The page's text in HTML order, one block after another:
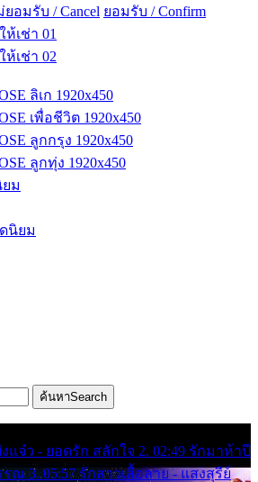
ยอมรับ / Cancel ยอมรับ / Confirm
ค้นหาSearch
แจ๋ว - ยอดรัก สลักใจ 2. 02:49 รักมาห้าปี
ณ 3. 05:57 รักสาวเสื้อลาย - แสงสุรีย์